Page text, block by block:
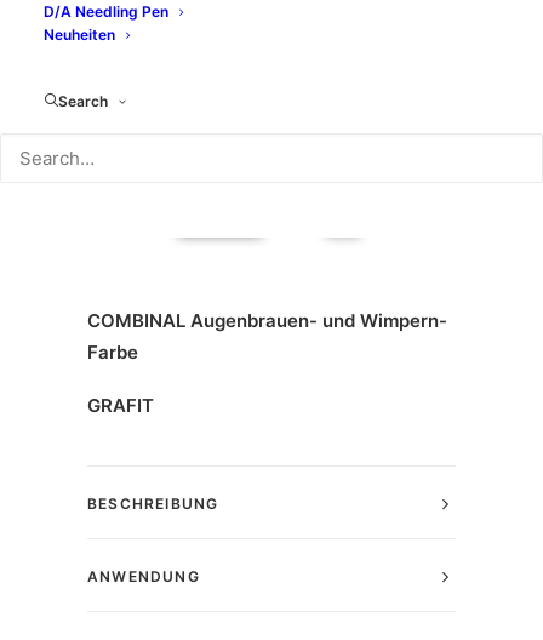
D/A Needling Pen
Neuheiten
Search
COMBINAL Augenbrauen- und Wimpern-
Farbe
GRAFIT
BESCHREIBUNG
ANWENDUNG